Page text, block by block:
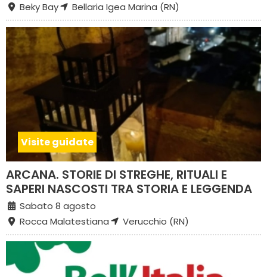
Beky Bay
Bellaria Igea Marina (RN)
Visite guidate
ARCANA. STORIE DI STREGHE, RITUALI E
SAPERI NASCOSTI TRA STORIA E LEGGENDA
Sabato 8 agosto
Rocca Malatestiana
Verucchio (RN)